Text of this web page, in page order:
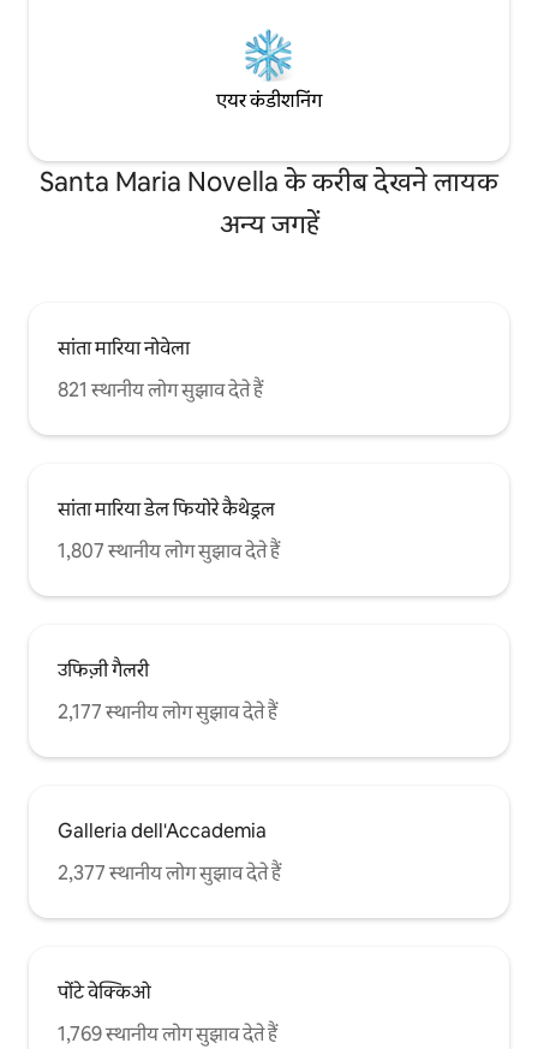
बसें/ट्राम भी बस कोने के आसपास उपलब्ध हैं
एयर कंडीशनिंग
Santa Maria Novella के करीब देखने लायक
अन्य जगहें
सांता मारिया नोवेला
821 स्थानीय लोग सुझाव देते हैं
सांता मारिया डेल फियोरे कैथेड्रल
1,807 स्थानीय लोग सुझाव देते हैं
उफिज़ी गैलरी
2,177 स्थानीय लोग सुझाव देते हैं
Galleria dell'Accademia
2,377 स्थानीय लोग सुझाव देते हैं
पोंटे वेक्किओ
1,769 स्थानीय लोग सुझाव देते हैं